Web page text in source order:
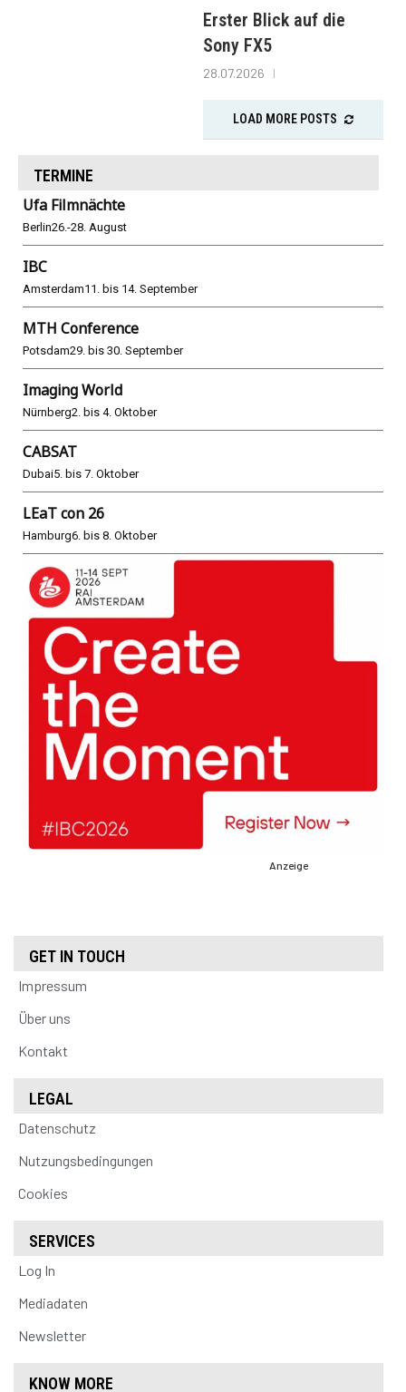
Erster Blick auf die
Sony FX5
28.07.2026
LOAD MORE POSTS
TERMINE
Ufa Filmnächte
Berlin26.-28. August
IBC
Amsterdam11. bis 14. September
MTH Conference
Potsdam29. bis 30. September
Imaging World
Nürnberg2. bis 4. Oktober
CABSAT
Dubai5. bis 7. Oktober
LEaT con 26
Hamburg6. bis 8. Oktober
Anzeige
GET IN TOUCH
Impressum
Über uns
Kontakt
LEGAL
Datenschutz
Nutzungsbedingungen
Cookies
SERVICES
Log In
Mediadaten
Newsletter
KNOW MORE